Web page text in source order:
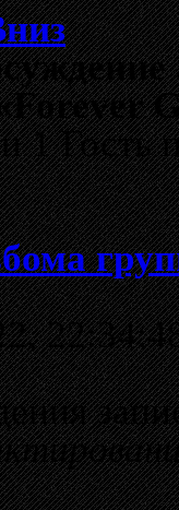
1 Гость